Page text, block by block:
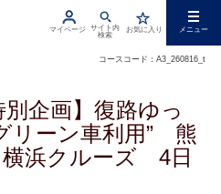
お気に入り
サイト内
検索
マイページ メニュー
コースコード：A3_260816_t
別企画】復路ゆっ
リーン車利用” 熊
浜クルーズ 4日